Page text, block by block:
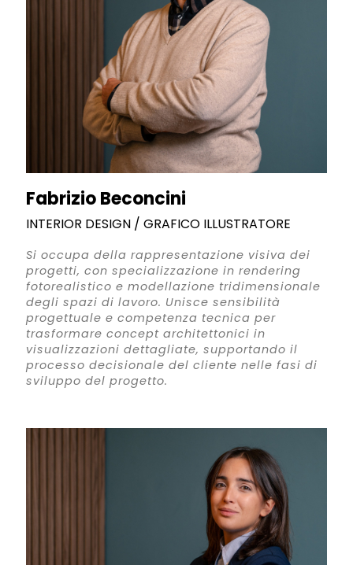
Fabrizio Beconcini
INTERIOR DESIGN / GRAFICO ILLUSTRATORE
Si occupa della rappresentazione visiva dei
progetti, con specializzazione in rendering
fotorealistico e modellazione tridimensionale
degli spazi di lavoro. Unisce sensibilità
progettuale e competenza tecnica per
trasformare concept architettonici in
visualizzazioni dettagliate, supportando il
processo decisionale del cliente nelle fasi di
sviluppo del progetto.